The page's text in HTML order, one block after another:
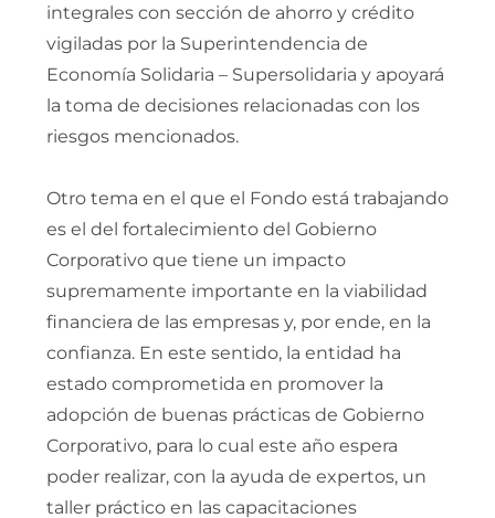
integrales con sección de ahorro y crédito
vigiladas por la Superintendencia de
Economía Solidaria – Supersolidaria y apoyará
la toma de decisiones relacionadas con los
riesgos mencionados.
Otro tema en el que el Fondo está trabajando
es el del fortalecimiento del Gobierno
Corporativo que tiene un impacto
supremamente importante en la viabilidad
financiera de las empresas y, por ende, en la
confianza. En este sentido, la entidad ha
estado comprometida en promover la
adopción de buenas prácticas de Gobierno
Corporativo, para lo cual este año espera
poder realizar, con la ayuda de expertos, un
taller práctico en las capacitaciones